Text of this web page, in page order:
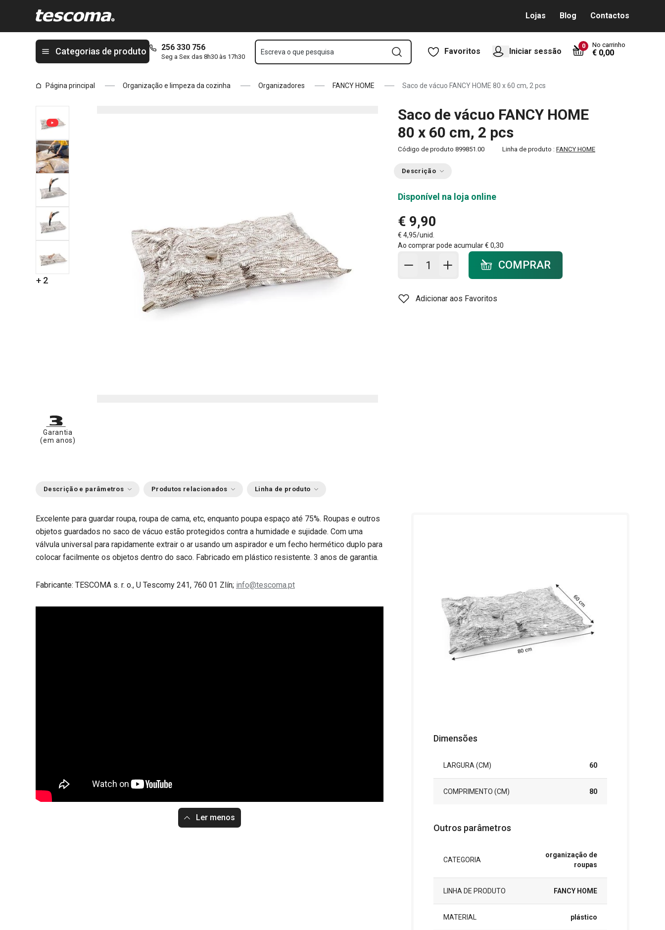
Lojas Blog Contactos
Categorias de produto 256 330 756
Seg a Sex das 8h30 às 17h30
Escreva o que pesquisa Favoritos Iniciar sessão
0 No carrinho
€ 0,00
Página principal Organização e limpeza da cozinha Organizadores FANCY HOME Saco de vácuo FANCY HOME 80 x 60 cm, 2 pcs
+ 2
Saco de vácuo FANCY HOME
80 x 60 cm, 2 pcs
Código de produto 899851.00 Linha de produto : FANCY HOME
Descrição
Disponível na loja online
€ 9,90
€ 4,95/unid.
Ao comprar pode acumular€ 0,30
Adicionar ao carrinho - quantidade
COMPRAR
Adicionar aos Favoritos
Garantia
(em anos)
Descrição e parâmetros Produtos relacionados Linha de produto
Excelente para guardar roupa, roupa de cama, etc, enquanto poupa espaço até 75%. Roupas e outros
objetos guardados no saco de vácuo estão protegidos contra a humidade e sujidade. Com uma
válvula universal para rapidamente extrair o ar usando um aspirador e um fecho hermético duplo para
colocar facilmente os objetos dentro do saco. Fabricado em plástico resistente. 3 anos de garantia.
Fabricante: TESCOMA s. r. o., U Tescomy 241, 760 01 Zlín; info@tescoma.pt
Ler menos
Dimensões
LARGURA (CM) 60
COMPRIMENTO (CM) 80
Outros parâmetros
CATEGORIA
organização de
roupas
LINHA DE PRODUTO FANCY HOME
MATERIAL plástico